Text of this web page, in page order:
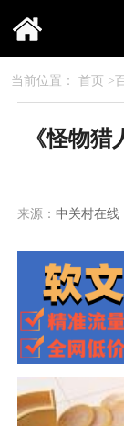
当前位置： 首页 >
《怪物
来源： 中关村在线